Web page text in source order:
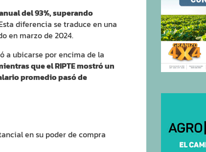
del 93%, superando
diferencia se traduce en una
en marzo de 2024.
a ubicarse por encima de la
que el RIPTE mostró un
promedio pasó de
en su poder de compra